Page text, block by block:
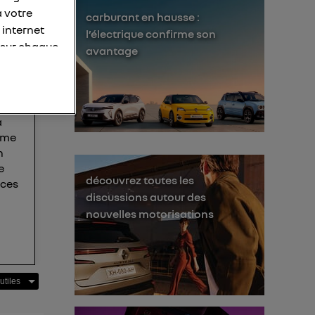
carburant en hausse :
l’électrique confirme son
avantage
découvrez toutes les
discussions autour des
nouvelles motorisations
votre
internet
chaque
adresse
même
du foyer
plus